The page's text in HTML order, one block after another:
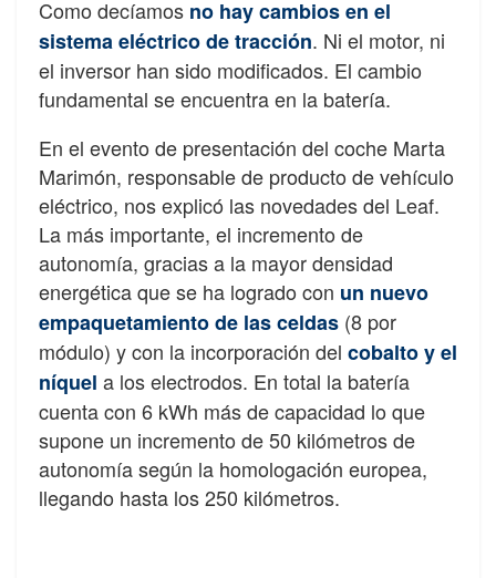
Como decíamos no hay cambios en el
sistema eléctrico de tracción. Ni el motor, ni
el inversor han sido modificados. El cambio
fundamental se encuentra en la batería.
En el evento de presentación del coche Marta
Marimón, responsable de producto de vehículo
eléctrico, nos explicó las novedades del Leaf.
La más importante, el incremento de
autonomía, gracias a la mayor densidad
energética que se ha logrado con un nuevo
empaquetamiento de las celdas (8 por
módulo) y con la incorporación del cobalto y el
níquel a los electrodos. En total la batería
cuenta con 6 kWh más de capacidad lo que
supone un incremento de 50 kilómetros de
autonomía según la homologación europea,
llegando hasta los 250 kilómetros.